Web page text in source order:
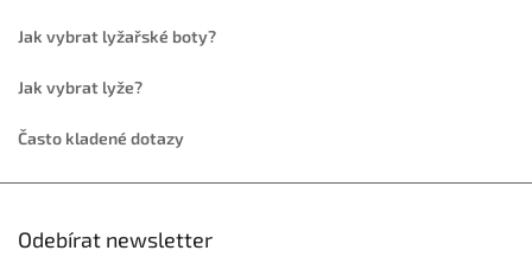
Jak vybrat lyžařské boty?
Jak vybrat lyže?
Často kladené dotazy
Odebírat newsletter